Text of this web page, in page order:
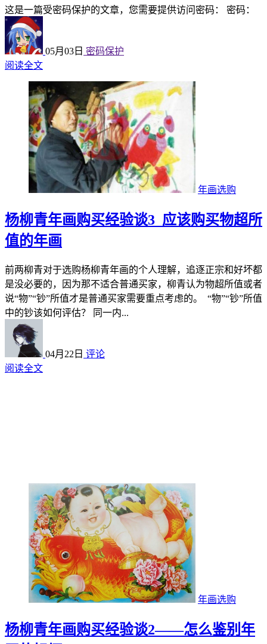
这是一篇受密码保护的文章，您需要提供访问密码： 密码：
05月03日 密码保护
阅读全文
年画选购
杨柳青年画购买经验谈3_应该购买物超所
值的年画
前两柳青对于选购杨柳青年画的个人理解，追逐正宗和好坏都
是没必要的，因为那不适合普通买家，柳青认为物超所值或者
说“物”“钞”所值才是普通买家需要重点考虑的。 “物”“钞”所值
中的钞该如何评估？ 同一内...
04月22日 评论
阅读全文
年画选购
杨柳青年画购买经验谈2——怎么鉴别年